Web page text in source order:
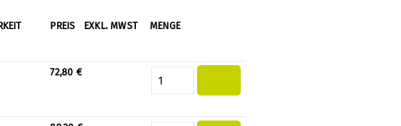
PREIS EXKL. MWST MENGE
72,80 € Produkt Anzahl: Gib den